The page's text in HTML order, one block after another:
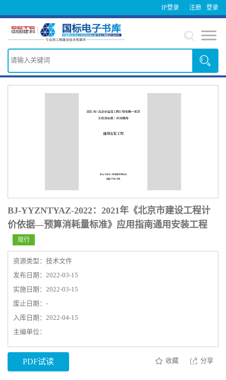
IP登录 登录
注册
BJ-YYZNTYAZ-2022：2021年《北京市建设工程计
价依据—预算消耗量标准》应用指南通用安装工程
现行
资源类型：技术文件
发布日期：2022-03-15
实施日期：2022-03-15
废止日期：-
入库日期：2022-04-15
主编单位：
PDF试读 收藏 分享